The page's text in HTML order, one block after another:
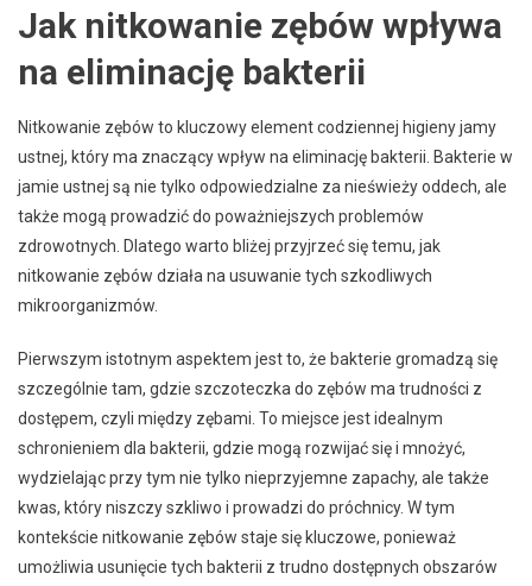
Jak nitkowanie zębów wpływa
na eliminację bakterii
Nitkowanie zębów to kluczowy element codziennej higieny jamy
ustnej, który ma znaczący wpływ na eliminację bakterii. Bakterie w
jamie ustnej są nie tylko odpowiedzialne za nieświeży oddech, ale
także mogą prowadzić do poważniejszych problemów
zdrowotnych. Dlatego warto bliżej przyjrzeć się temu, jak
nitkowanie zębów działa na usuwanie tych szkodliwych
mikroorganizmów.
Pierwszym istotnym aspektem jest to, że bakterie gromadzą się
szczególnie tam, gdzie szczoteczka do zębów ma trudności z
dostępem, czyli między zębami. To miejsce jest idealnym
schronieniem dla bakterii, gdzie mogą rozwijać się i mnożyć,
wydzielając przy tym nie tylko nieprzyjemne zapachy, ale także
kwas, który niszczy szkliwo i prowadzi do próchnicy. W tym
kontekście nitkowanie zębów staje się kluczowe, ponieważ
umożliwia usunięcie tych bakterii z trudno dostępnych obszarów